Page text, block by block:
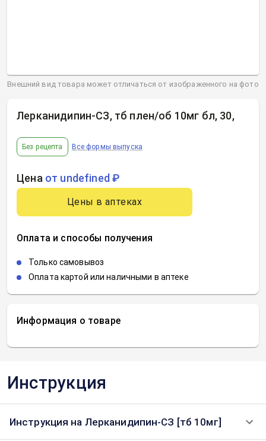
Информация о товаре
Лерканидипин-СЗ, тб плен/об 10мг бл, 30,
Без рецепта Все формы выпуска
Цена от undefined ₽
Цены в аптеках
Оплата и способы получения
Только самовывоз
Оплата картой или наличными в аптеке
Внешний вид товара может отличаться от изображенного на фото
Инструкция
Инструкция на Лерканидипин-СЗ [тб 10мг]